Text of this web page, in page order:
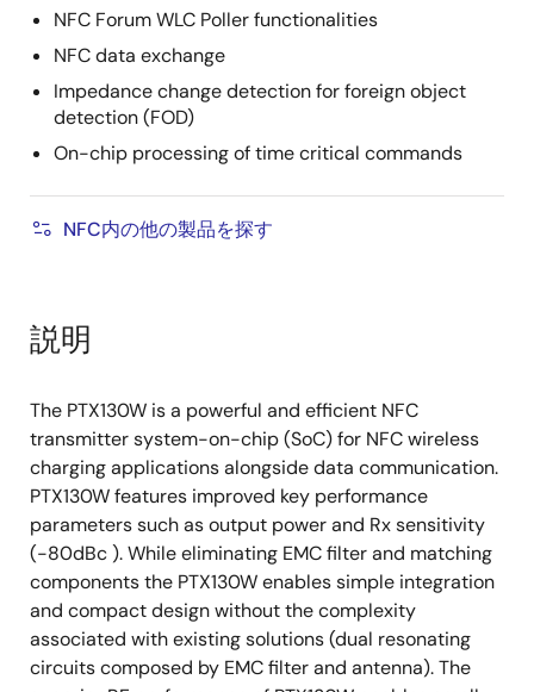
NFC Forum WLC Poller functionalities
NFC data exchange
Impedance change detection for foreign object
detection (FOD)
On-chip processing of time critical commands
NFC内の他の製品を探す
説明
The PTX130W is a powerful and efficient NFC
transmitter system-on-chip (SoC) for NFC wireless
charging applications alongside data communication.
PTX130W features improved key performance
parameters such as output power and Rx sensitivity
(-80dBc ). While eliminating EMC filter and matching
components the PTX130W enables simple integration
and compact design without the complexity
associated with existing solutions (dual resonating
circuits composed by EMC filter and antenna). The